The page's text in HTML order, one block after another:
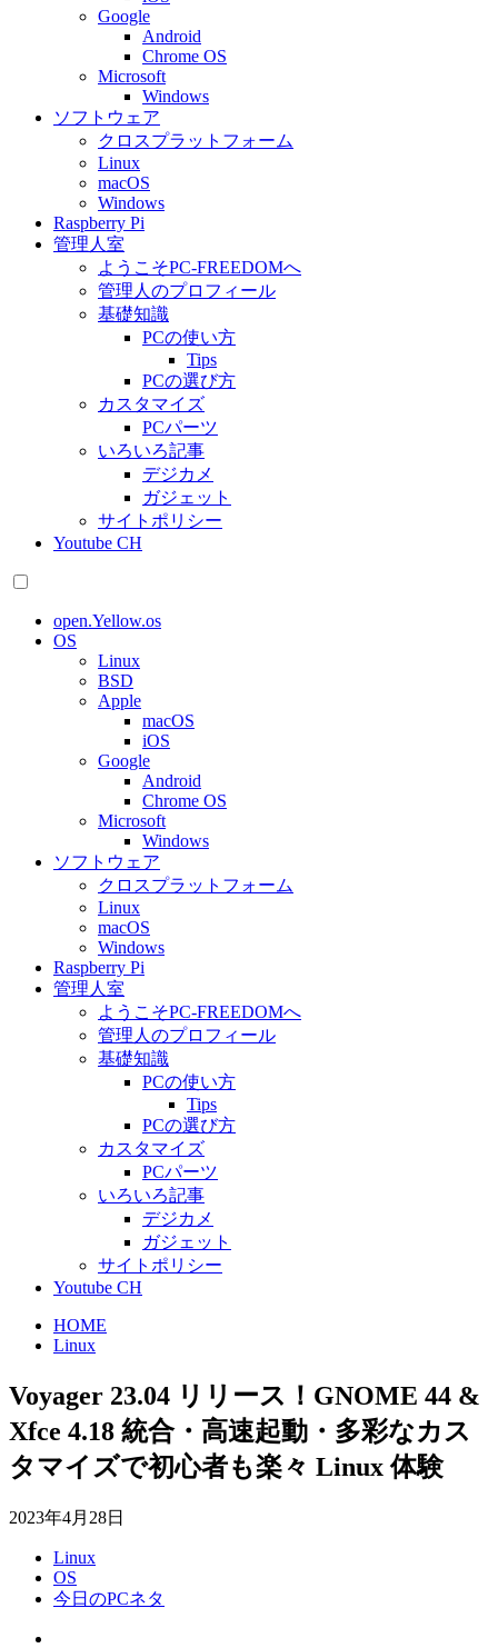
Google
Android
Chrome OS
Microsoft
Windows
ソフトウェア
クロスプラットフォーム
Linux
macOS
Windows
Raspberry Pi
管理人室
ようこそPC-FREEDOMへ
管理人のプロフィール
基礎知識
PCの使い方
Tips
PCの選び方
カスタマイズ
PCパーツ
いろいろ記事
デジカメ
ガジェット
サイトポリシー
Youtube CH
open.Yellow.os
OS
Linux
BSD
Apple
macOS
iOS
Google
Android
Chrome OS
Microsoft
Windows
ソフトウェア
クロスプラットフォーム
Linux
macOS
Windows
Raspberry Pi
管理人室
ようこそPC-FREEDOMへ
管理人のプロフィール
基礎知識
PCの使い方
Tips
PCの選び方
カスタマイズ
PCパーツ
いろいろ記事
デジカメ
ガジェット
サイトポリシー
Youtube CH
HOME
Linux
Voyager 23.04 リリース！GNOME 44 &
Xfce 4.18 統合・高速起動・多彩なカス
タマイズで初心者も楽々 Linux 体験
2023年4月28日
Linux
OS
今日のPCネタ